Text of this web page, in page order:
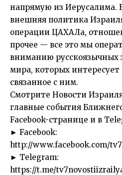
напрямую из Иерусалима.
внешняя политика
операции ЦАХАЛа,
прочее — все это мы
вниманию русскоязычных
мира, которых интересует
связанное с ним.
Смотрите Новости
главные события
Facebook-странице и в
► Facebook:
http://www.facebook.com/
► Telegram:
https://t.me/